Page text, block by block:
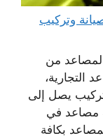
مصاعد في الكويت 65542233 صيانة وتركيب
من
التجارية،
يصل إلى
مصاعد في
بكافة